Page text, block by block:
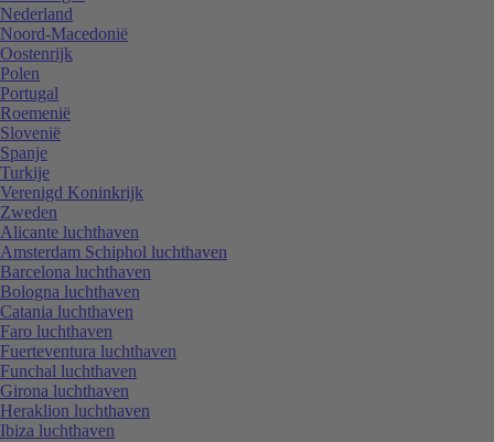
Nederland
Noord-Macedonië
Oostenrijk
Polen
Portugal
Roemenië
Slovenië
Spanje
Turkije
Verenigd Koninkrijk
Zweden
Alicante luchthaven
Amsterdam Schiphol luchthaven
Barcelona luchthaven
Bologna luchthaven
Catania luchthaven
Faro luchthaven
Fuerteventura luchthaven
Funchal luchthaven
Girona luchthaven
Heraklion luchthaven
Ibiza luchthaven